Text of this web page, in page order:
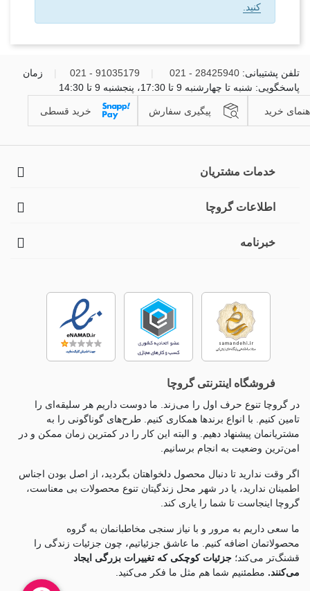
کنید.
تلفن پشتیبانی: 28425940 - 021
91035179 - 021
زمان
پاسخگویی: شنبه تا چهارشنبه 9 تا 17:30، پنجشنبه 9 تا 14:30
خرید پیگیری سفارش خرید قسطی
خدمات مشتریان
اطلاعات گروچا
خبرنامه
فروشگاه اینترنتی گروچا
در گروچا تنوع حرف اول را می‌زند. ما دوست داریم هر سلیقه‌ای را
تامین کنیم. با انواع برندها همکاری کنیم. طرح‌های گوناگونی را به
مشتریانمان پیشنهاد دهیم. و البته این کار را در کمترین زمان ممکن و در
امن‌ترین وضعیت به انجام برسانیم.
اگر وقت ندارید تا دنبال محصول دلخواهتان بگردید، از اصل بودن اجناس
اطمینان ندارید، یا در شهر محل زندگیتان تنوع محصولات بی معناست،
گروچا اینجاست تا شما را یاری کند.
ما سعی داریم به مرور و با نیاز سنجی مخاطبانمان به گروه
محصولاتمان اضافه کنیم. ما عاشق جزئياتیم، چون جزئيات زندگی را
قشنگ‌تر می‌کند؛ جزئیات کوچکی که تغییرات بزرگی ایجاد
می‌کنند. مطمئنیم شما هم مثل ما فکر می‌کنید.